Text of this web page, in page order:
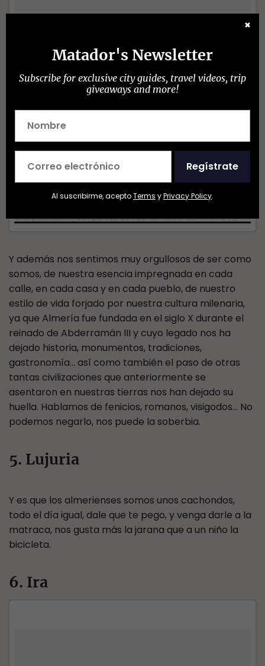
Una publicación compartida de Ayuntamiento de Almería (@ayto_almeria)
Y además nos sentimos muy orgullosos de ser como
somos, de nuestra esencia impregnada en cada
calle, en cada casa y en cada pueblo, de nuestro
estilo de vida forjado por nuestra cultura milenaria,
ya que Almería fue fundada en el siglo X durante el
reinado de Abderramán III y cuyo legado nos ha
dejado historia, monumentos, tradiciones,
gastronomía… así como también el paso de otras
tantas civilizaciones que anteriormente se
asentaron en nuestras tierras nos han dejado su
huella. Hablamos de fenicios, romanos, visigodos… No
podemos negarlo, nos puede la soberbia.
5. Lujuria
Y es que los almerienses somos unos cachondos,
todo el día igual, dale que te pego, y venga darle a la
matraca, nos gusta más la jarana que a un niño la
bicicleta.
6. Ira
✖
Matador's Newsletter
Subscribe for exclusive city guides, travel videos, trip
giveaways and more!
Regístrate
Al suscribirme, aceptoTerms yPrivacy Policy.